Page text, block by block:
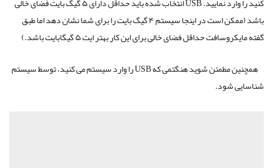
باشد (ممکن است در اینجا سیستم ۴ گیگ بایت را برای شما نشان دهد اما طبق
گفته مایکروسافت حداقل فضای خالی برای این کار بهتر ایت ۵ گیگابایت باشد.)
همچنین مطمئن شوید هنگتمی که USB را وارد سیستم می کنید، توسط سیستم
شناسایی شود.